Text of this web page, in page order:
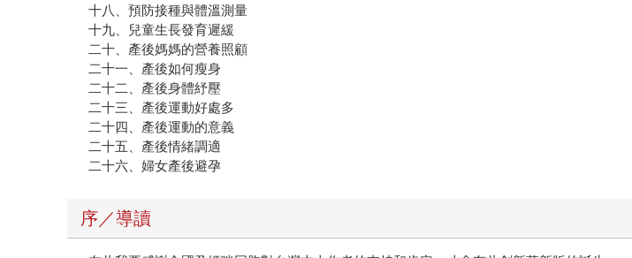
十八、預防接種與體溫測量
十九、兒童生長發育遲緩
二十、產後媽媽的營養照顧
二十一、產後如何瘦身
二十二、產後身體紓壓
二十三、產後運動好處多
二十四、產後運動的意義
二十五、產後情緒調適
二十六、婦女產後避孕
序／導讀